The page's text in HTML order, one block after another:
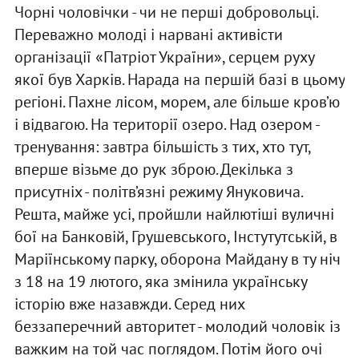
Чорні чоловічки - чи не перші добровольці.
Переважно молоді і нарвані активісти
організації «Патріот України», серцем руху
якої був Харків. Нарада на першій базі в цьому
регіоні. Пахне лісом, морем, але більше кров’ю
і відвагою. На території озеро. Над озером -
тренування: завтра більшість з тих, хто тут,
вперше візьме до рук зброю. Декілька з
присутніх - політв’язні режиму Януковича.
Решта, майже усі, пройшли найлютіші вуличні
бої на Банковій, Грушевського, Інстутутській, в
Маріїнському парку, оборона Майдану в ту ніч
з 18 на 19 лютого, яка змінила українську
історію вже назавжди. Серед них
беззаперечний авторитет - молодий чоловік із
важким на той час поглядом. Потім його очі